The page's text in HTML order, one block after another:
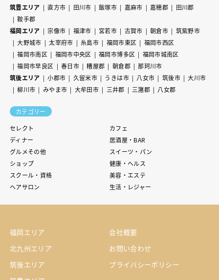
筑豊エリア
直方市 田川市 飯塚市 嘉麻市 嘉穂郡
田川郡
鞍手郡
福岡エリア
宗像市 福津市 宮若市 古賀市 朝倉市
筑紫野市
大野城市
太宰府市 糸島市 福岡市東区
福岡市西区
福岡市南区
福岡市中央区 福岡市博多区
福岡市城南区
福岡市早良区
春日市 糟屋郡 朝倉郡
那珂川市
筑後エリア
小郡市 久留米市 うきは市 八女市 筑後市
大川市
柳川市
みやま市 大牟田市 三井郡 三潴郡 八女郡
カテゴリー
セレクト
カフェ
ディナー
居酒屋・BAR
グルメその他
スイーツ・パン
ショップ
健康・ヘルス
スクール・資格
美容・エステ
ヘアサロン
生活・レジャー
福岡エリア
北九州エリア
筑後エリア
会社概要
お問い合わせ
プライバシーポリシー